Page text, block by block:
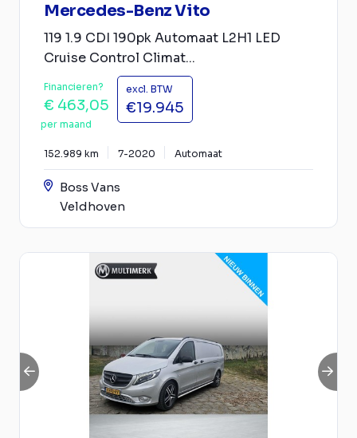
Mercedes-Benz Vito
119 1.9 CDI 190pk Automaat L2H1 LED
Cruise Control Climat...
Financieren?
€ 463,05
per maand
excl. BTW
€19.945
152.989 km 7-2020 Automaat
Boss Vans
Veldhoven